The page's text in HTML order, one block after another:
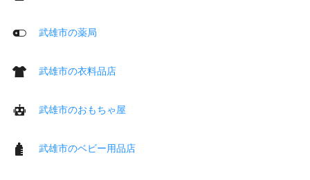
武雄市の薬局
武雄市の衣料品店
武雄市のおもちゃ屋
武雄市のベビー用品店